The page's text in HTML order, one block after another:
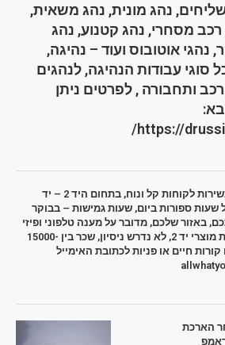
נהג מונית, נהג משאית,
מסחרי, נהג קטנוע, נהג
נהגי אוטובוס ועוד – נהיגה,
סוגי עבודות הנהיגה, לנהגים
ותחבורה , לפרטים ניתן
https://
דרושים דרושות לעבודה בשירות לקוחות קל ונוח, בתחום היד 2 – יד
ספורות ביום, שעות גמישות – בבוקר
באזור שלכם, מדובר על מענה טלפוני ופיזי
ללקוחות המעוניינים לקחת מוצרי יד 2, לא נדרש ניסיון, שכר בין 15000-
קורות חיים או פניות לכתובת האימייל
הארכת